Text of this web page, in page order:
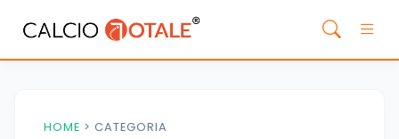
HOME > CATEGORIA